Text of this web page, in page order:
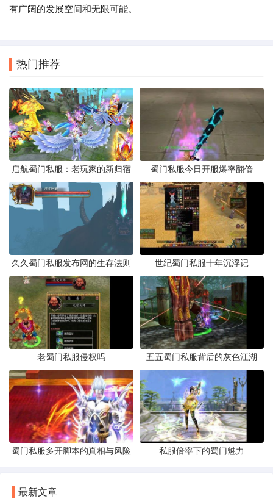
有广阔的发展空间和无限可能。
热门推荐
启航蜀门私服：老玩家的新归宿 蜀门私服今日开服爆率翻倍
久久蜀门私服发布网的生存法则 世纪蜀门私服十年沉浮记
老蜀门私服侵权吗 五五蜀门私服背后的灰色江湖
蜀门私服多开脚本的真相与风险 私服倍率下的蜀门魅力
最新文章